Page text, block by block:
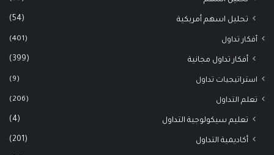
تحليل اسهم أمريكية (54)
أفكار تداول (401)
أفكار تداول مجانية (399)
استراتيجيات تداول (9)
تعلم التداول (206)
تعليم سيكولوجية التداول (4)
أكاديمية التداول (201)